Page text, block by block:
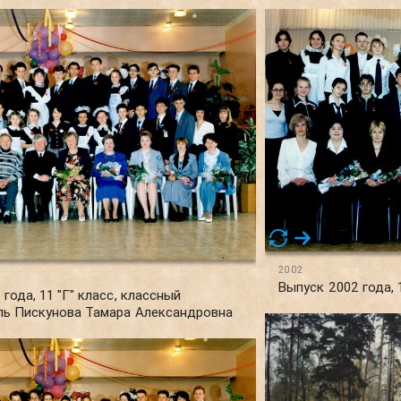
11 "Г" класс, классный
Пискунова Тамара Александровна
2002
Выпуск 2002 года,